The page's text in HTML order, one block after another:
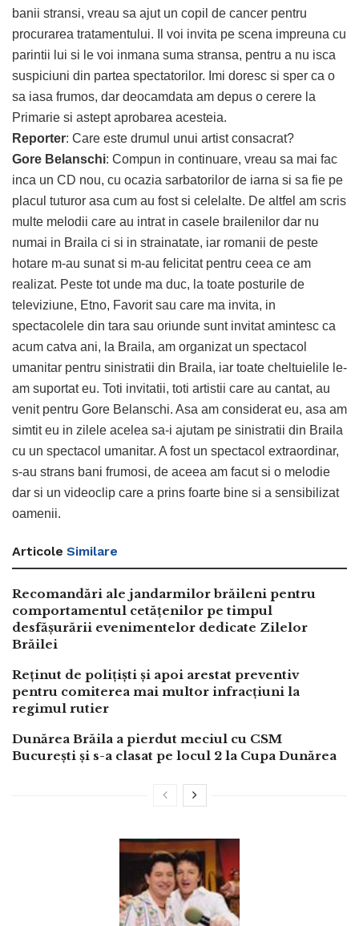
banii stransi, vreau sa ajut un copil de cancer pentru
procurarea tratamentului. Il voi invita pe scena impreuna cu
parintii lui si le voi inmana suma stransa, pentru a nu isca
suspiciuni din partea spectatorilor. Imi doresc si sper ca o
sa iasa frumos, dar deocamdata am depus o cerere la
Primarie si astept aprobarea acesteia.
Reporter: Care este drumul unui artist consacrat?
Gore Belanschi: Compun in continuare, vreau sa mai fac
inca un CD nou, cu ocazia sarbatorilor de iarna si sa fie pe
placul tuturor asa cum au fost si celelalte. De altfel am scris
multe melodii care au intrat in casele brailenilor dar nu
numai in Braila ci si in strainatate, iar romanii de peste
hotare m-au sunat si m-au felicitat pentru ceea ce am
realizat. Peste tot unde ma duc, la toate posturile de
televiziune, Etno, Favorit sau care ma invita, in
spectacolele din tara sau oriunde sunt invitat amintesc ca
acum catva ani, la Braila, am organizat un spectacol
umanitar pentru sinistratii din Braila, iar toate cheltuielile le-
am suportat eu. Toti invitatii, toti artistii care au cantat, au
venit pentru Gore Belanschi. Asa am considerat eu, asa am
simtit eu in zilele acelea sa-i ajutam pe sinistratii din Braila
cu un spectacol umanitar. A fost un spectacol extraordinar,
s-au strans bani frumosi, de aceea am facut si o melodie
dar si un videoclip care a prins foarte bine si a sensibilizat
oamenii.
Articole Similare
Recomandări ale jandarmilor brăileni pentru
comportamentul cetățenilor pe timpul
desfășurării evenimentelor dedicate Zilelor
Brăilei
Reținut de polițiști și apoi arestat preventiv
pentru comiterea mai multor infracțiuni la
regimul rutier
Dunărea Brăila a pierdut meciul cu CSM
București și s-a clasat pe locul 2 la Cupa Dunărea